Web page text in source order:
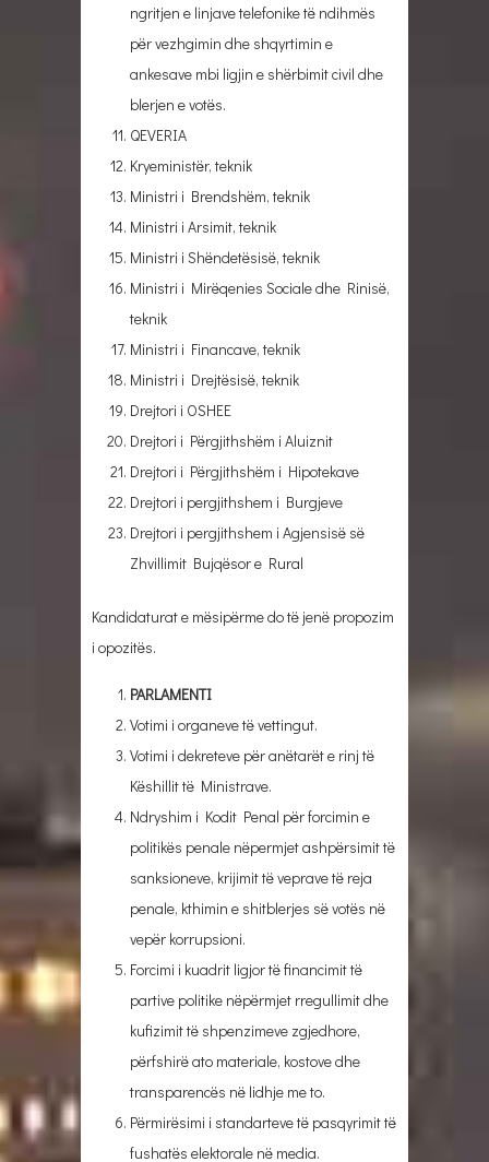
ngritjen e linjave telefonike të ndihmës
për vezhgimin dhe shqyrtimin e
ankesave mbi ligjin e shërbimit civil dhe
blerjen e votës.
QEVERIA
Kryeministër, teknik
Ministri i Brendshëm, teknik
Ministri i Arsimit, teknik
Ministri i Shëndetësisë, teknik
Ministri i Mirëqenies Sociale dhe Rinisë,
teknik
Ministri i Financave, teknik
Ministri i Drejtësisë, teknik
Drejtori i OSHEE
Drejtori i Përgjithshëm i Aluiznit
Drejtori i Përgjithshëm i Hipotekave
Drejtori i pergjithshem i Burgjeve
Drejtori i pergjithshem i Agjensisë së
Zhvillimit Bujqësor e Rural
Kandidaturat e mësipërme do të jenë propozim
i opozitës.
PARLAMENTI
Votimi i organeve të vettingut.
Votimi i dekreteve për anëtarët e rinj të
Këshillit të Ministrave.
Ndryshim i Kodit Penal për forcimin e
politikës penale nëpermjet ashpërsimit të
sanksioneve, krijimit të veprave të reja
penale, kthimin e shitblerjes së votës në
vepër korrupsioni.
Forcimi i kuadrit ligjor të financimit të
partive politike nëpërmjet rregullimit dhe
kufizimit të shpenzimeve zgjedhore,
përfshirë ato materiale, kostove dhe
transparencës në lidhje me to.
Përmirësimi i standarteve të pasqyrimit të
fushatës elektorale në media.